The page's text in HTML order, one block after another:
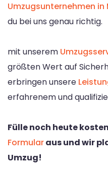
Umzugsunternehmen in
du bei uns genau richtig.
mit unserem
größten Wert auf
erbringen unsere
erfahrenem und
Fülle noch heute
Formularaus und wir
Umzug!